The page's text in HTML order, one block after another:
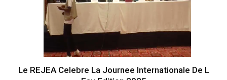
Le REJEA Celebre La Journee Internationale De L